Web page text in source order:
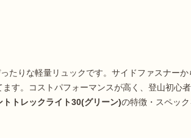
たりな軽量リュックです。サイドファスナーか
す。コストパフォーマンスが高く、登山初心
トトレックライト30(グリーン)の特徴・スペッ